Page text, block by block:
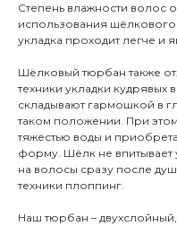
Степень влажности волос
использования
укладка проходит легче и
Шёлковый тюрбан также
техники укладки кудрявых
складывают гармошкой в
таком положении. При
тяжестью воды и
форму. Шёлк не впитывает
на волосы сразу после
техники плоппинг.
Наш тюрбан –